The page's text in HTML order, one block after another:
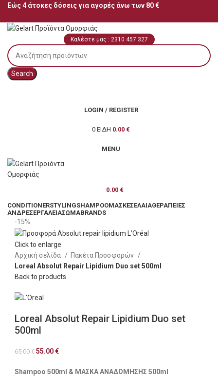
Εώς 4 άτοκες δόσεις για αγορές άνω των 80 €
Καλέστε μας : 2310 457 327
Search
LOGIN / REGISTER
0 ΕΊΔΗ 0.00 €
MENU
0.00 €
CONDITIONERSTYLINGSHAMPOOΜΆΣΚΕΣΈΛΑΙΑΘΕΡΑΠΕΊΕΣ
ΆΝΔΡΕΣΕΡΓΑΛΕΊΑΣΏΜΑBRANDS
-15%
Click to enlarge
Αρχική σελίδα
Πακέτα Προσφορών
Loreal Absolut Repair Lipidium Duo set 500ml
Back to products
Loreal Absolut Repair Lipidium Duo set
500ml
65.00€ 55.00€
Shampoo 500ml & ΜΑΣΚΑ ΑΝΑΔΟΜΗΣΗΣ 500ml